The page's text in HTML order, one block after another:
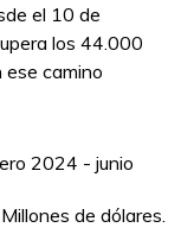
el 10 de
los 44.000
ese camino
2024 - junio
de dólares.